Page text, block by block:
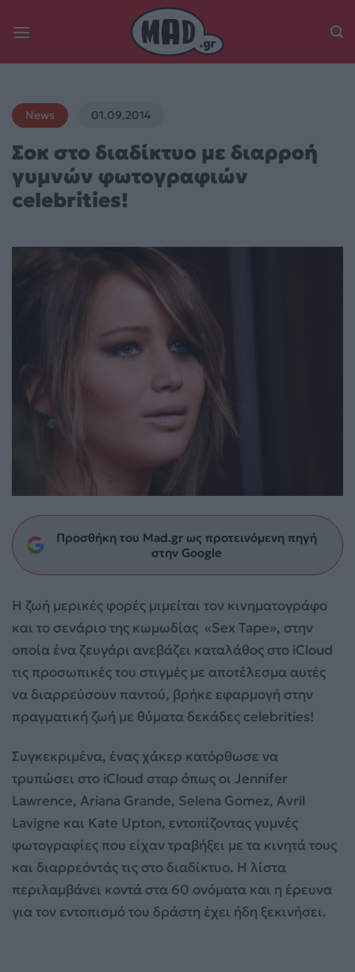
News 01.09.2014
Σοκ στο διαδίκτυο με διαρροή
γυμνών φωτογραφιών
celebrities!
Προσθήκη του Mad.gr ως προτεινόμενη πηγή
στην Google
Η ζωή μερικές φορές μιμείται τον κινηματογράφο
και το σενάριο της κωμωδίας «Sex Tape», στην
οποία ένα ζευγάρι ανεβάζει καταλάθος στο iCloud
τις προσωπικές του στιγμές με αποτέλεσμα αυτές
να διαρρεύσουν παντού, βρήκε εφαρμογή στην
πραγματική ζωή με θύματα δεκάδες celebrities!
Συγκεκριμένα, ένας χάκερ κατόρθωσε να
τρυπώσει στο iCloud σταρ όπως οι Jennifer
Lawrence, Ariana Grande, Selena Gomez, Avril
Lavigne και Kate Upton, εντοπίζοντας γυμνές
φωτογραφίες που είχαν τραβήξει με τα κινητά τους
και διαρρεόντάς τις στο διαδίκτυο. Η λίστα
περιλαμβάνει κοντά στα 60 ονόματα και η έρευνα
για τον εντοπισμό του δράστη έχει ήδη ξεκινήσει.